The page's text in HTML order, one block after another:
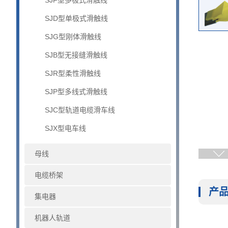
SJD型单极式滑触线
SJG型刚体滑触线
SJB型无接缝滑触线
SJR型柔性滑触线
SJP型多线式滑触线
SJC型轨道电缆滑车线
SJX型电车线
母线
电缆桥架
集电器
机器人轨道
产